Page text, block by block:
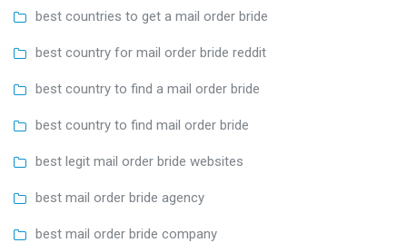
best countries to get a mail order bride
best country for mail order bride reddit
best country to find a mail order bride
best country to find mail order bride
best legit mail order bride websites
best mail order bride agency
best mail order bride company